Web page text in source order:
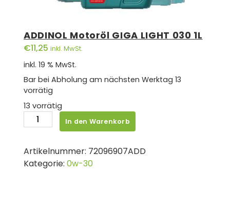
ADDINOL Motoröl GIGA LIGHT 030 1L
€11,25 inkl. MwSt.
inkl. 19 % MwSt.
Bar bei Abholung am nächsten Werktag 13
vorrätig
13 vorrätig
ADDINOL
Motoröl
LIGHT
030
In den Warenkorb
Artikelnummer: 72096907ADD
Kategorie: 0w-30